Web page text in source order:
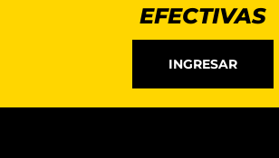
EFECTIVAS
INGRESAR